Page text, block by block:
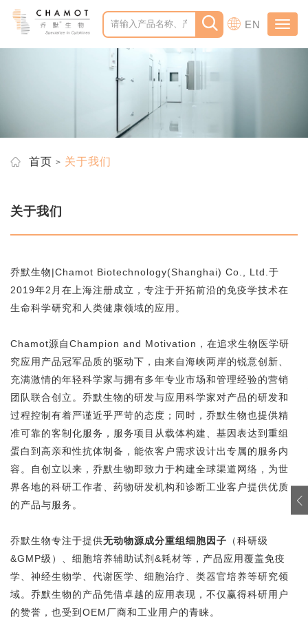
EN
首页 关于我们
关于我们
乔默生物|Chamot Biotechnology(Shanghai) Co., Ltd.于
2019年2月在上海注册成立，专注于开拓前沿的免疫学技术在
生命科学研究和人类健康领域的应用。
Chamot源自Champion and Motivation，在追求生物医学研
究应用产品冠军品质的驱动下，由来自海峡两岸的锐意创新、
充满激情的年轻科学家与拥有多年专业市场和管理经验的营销
团队联合创立。乔默生物的研发与应用科学家对产品的研发和
过程控制有着严谨近乎严苛的态度；同时，乔默生物也提供精
准可靠的客制化服务，服务项目从载体构建、基因表达到重组
蛋白到高亲和性抗体制备，能依客户需求设计出专属的服务内
容。自创立以来，乔默生物即致力于构建全球渠道网络，为世
界各地的科研工作者、药物研发机构和诊断工业客户提供优质
的产品与服务。
乔默生物专注于提供无动物源成分重组细胞因子 （科研级
&GMP级）、细胞培养辅助试剂&耗材等，产品应用覆盖免疫
学、神经生物学、代谢医学、细胞治疗、类器官培养等研究领
域。乔默生物的产品凭借卓越的应用表现，不仅赢得科研用户
的赞誉，也受到OEM厂商和工业用户的青睐。